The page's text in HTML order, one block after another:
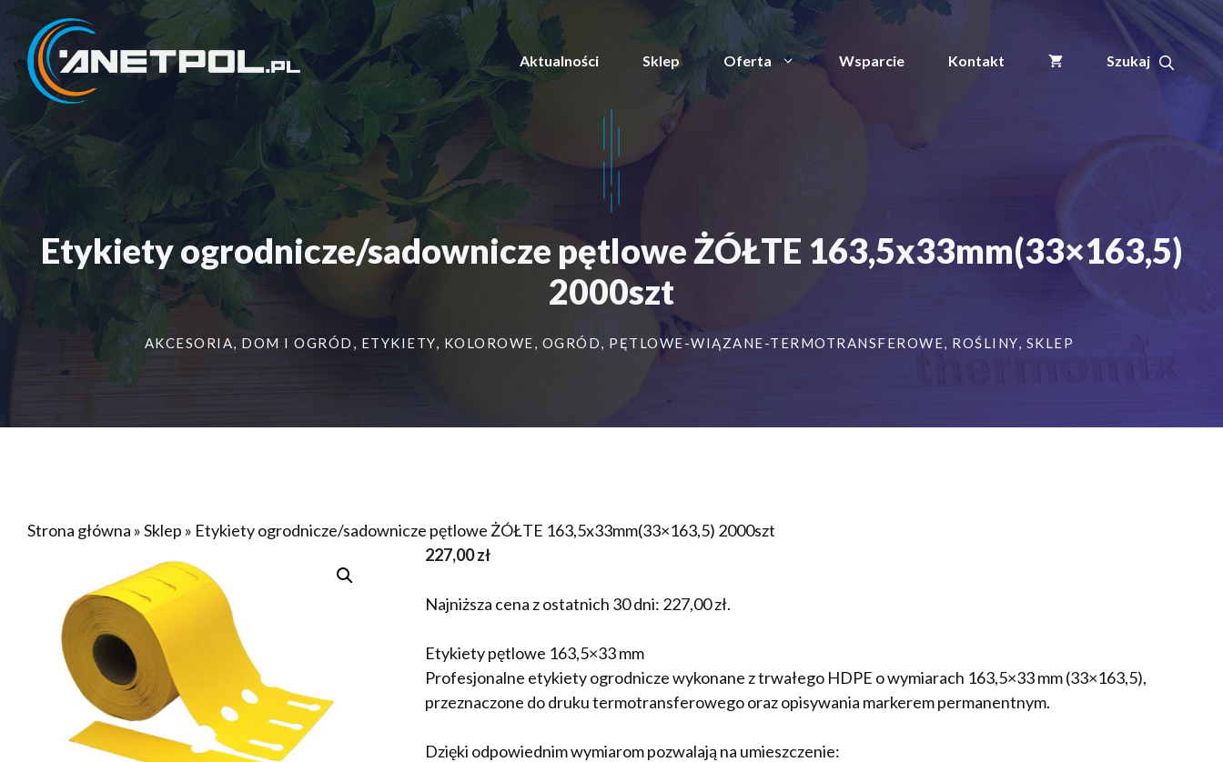
treści
Aktualności Sklep Oferta Wsparcie Kontakt
Etykiety ogrodnicze/sadownicze pętlowe ŻÓŁTE 163,5x33mm(33×163,5)
2000szt
AKCESORIA, DOM I OGRÓD , ETYKIETY, KOLOROWE, OGRÓD, PĘTLOWE-WIĄZANE-TERMOTRANSFEROWE, ROŚLINY, SKLEP
Strona główna »Sklep » Etykiety ogrodnicze/sadownicze pętlowe ŻÓŁTE 163,5x33mm(33×163,5) 2000szt
227,00zł
Najniższa cena z ostatnich 30 dni: 227,00zł.
Etykiety pętlowe 163,5×33 mm
Profesjonalne etykiety ogrodnicze wykonane z trwałego HDPE o wymiarach 163,5×33 mm (33×163,5),
przeznaczone do druku termotransferowego oraz opisywania markerem permanentnym.
Dzięki odpowiednim wymiarom pozwalają na umieszczenie:
ogrodnicze/sadownicze
ŻÓŁTE